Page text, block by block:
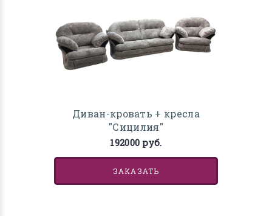
Диван-кровать + кресла
"Сицилия"
192000 руб.
ЗАКАЗАТЬ